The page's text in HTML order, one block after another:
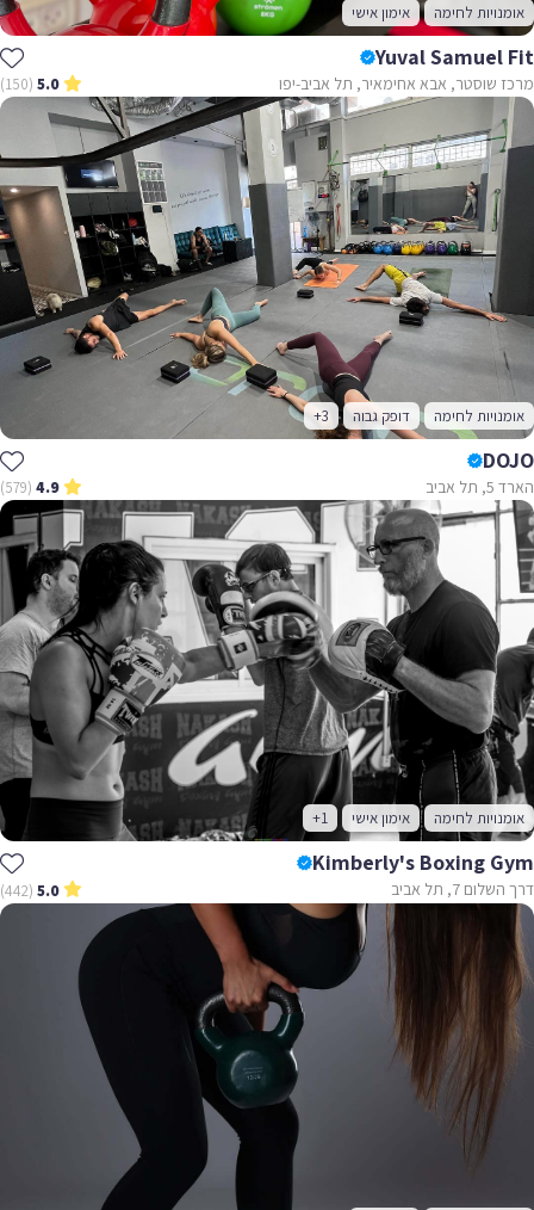
אומנויות לחימה אימון אישי
Yuval Samuel Fit
מרכז שוסטר, אבא אחימאיר, תל אביב-יפו 5.0
(150)
אומנויות לחימה דופק גבוה +3
DOJO
הארד 5, תל אביב 4.9
(579)
אומנויות לחימה אימון אישי +1
Kimberly's Boxing Gym
דרך השלום 7, תל אביב 5.0
(442)